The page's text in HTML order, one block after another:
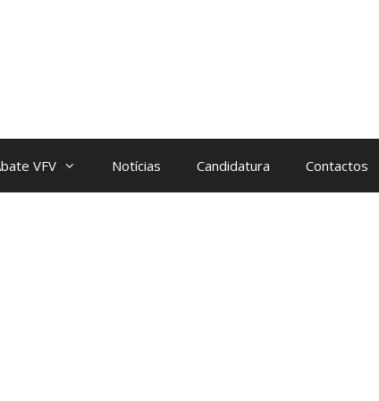
VFV Notícias Candidatura Contactos